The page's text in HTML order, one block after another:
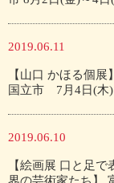
2019.06.11
【山口 かほる個
国立市 7月4日(木
2019.06.10
【絵画展 口と足で